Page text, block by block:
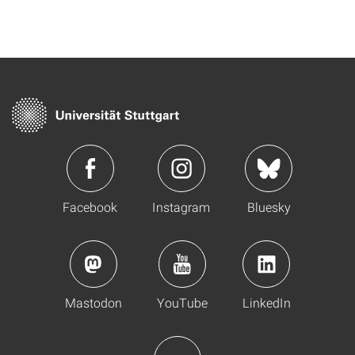
Facebook Instagram Bluesky
Mastodon YouTube LinkedIn